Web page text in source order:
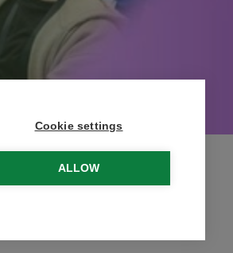
Cookie settings
ALLOW